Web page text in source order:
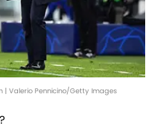
| Valerio Pennicino/Getty Images